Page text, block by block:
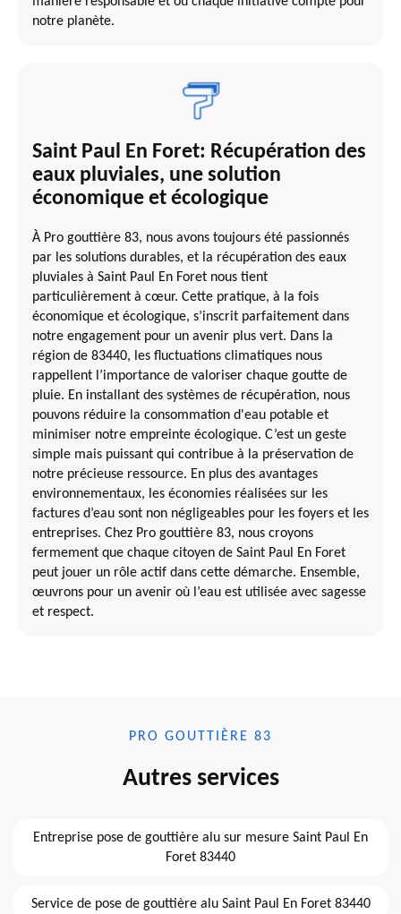
notre planète.
Saint Paul En Foret: Récupération des
eaux pluviales, une solution
économique et écologique
À Pro gouttière 83, nous avons toujours été passionnés
par les solutions durables, et la récupération des eaux
pluviales à Saint Paul En Foret nous tient
particulièrement à cœur. Cette pratique, à la fois
économique et écologique, s’inscrit parfaitement dans
notre engagement pour un avenir plus vert. Dans la
région de 83440, les fluctuations climatiques nous
rappellent l’importance de valoriser chaque goutte de
pluie. En installant des systèmes de récupération, nous
pouvons réduire la consommation d'eau potable et
minimiser notre empreinte écologique. C’est un geste
simple mais puissant qui contribue à la préservation de
notre précieuse ressource. En plus des avantages
environnementaux, les économies réalisées sur les
factures d’eau sont non négligeables pour les foyers et les
entreprises. Chez Pro gouttière 83, nous croyons
fermement que chaque citoyen de Saint Paul En Foret
peut jouer un rôle actif dans cette démarche. Ensemble,
œuvrons pour un avenir où l’eau est utilisée avec sagesse
et respect.
PRO GOUTTIÈRE 83
Autres services
Entreprise pose de gouttière alu sur mesure Saint Paul En
Foret 83440
Service de pose de gouttière alu Saint Paul En Foret 83440